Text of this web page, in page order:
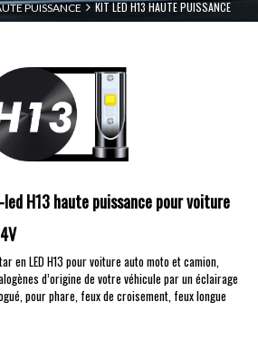
PUISSANCE KIT LED H13 HAUTE PUISSANCE
H13 haute puissance pour voiture
en LED H13 pour voiture auto moto et camion,
d’origine de votre véhicule par un éclairage
pour phare, feux de croisement, feux longue